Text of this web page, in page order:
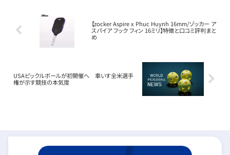
【zocker Aspire x Phuc Huynh 16mm/ゾッカー ア
スパイア フック フィン 16ミリ】特徴と口コミ評判まと
め
USAピックルボールが初開催へ 車いす全米選手
権が示す競技の本気度